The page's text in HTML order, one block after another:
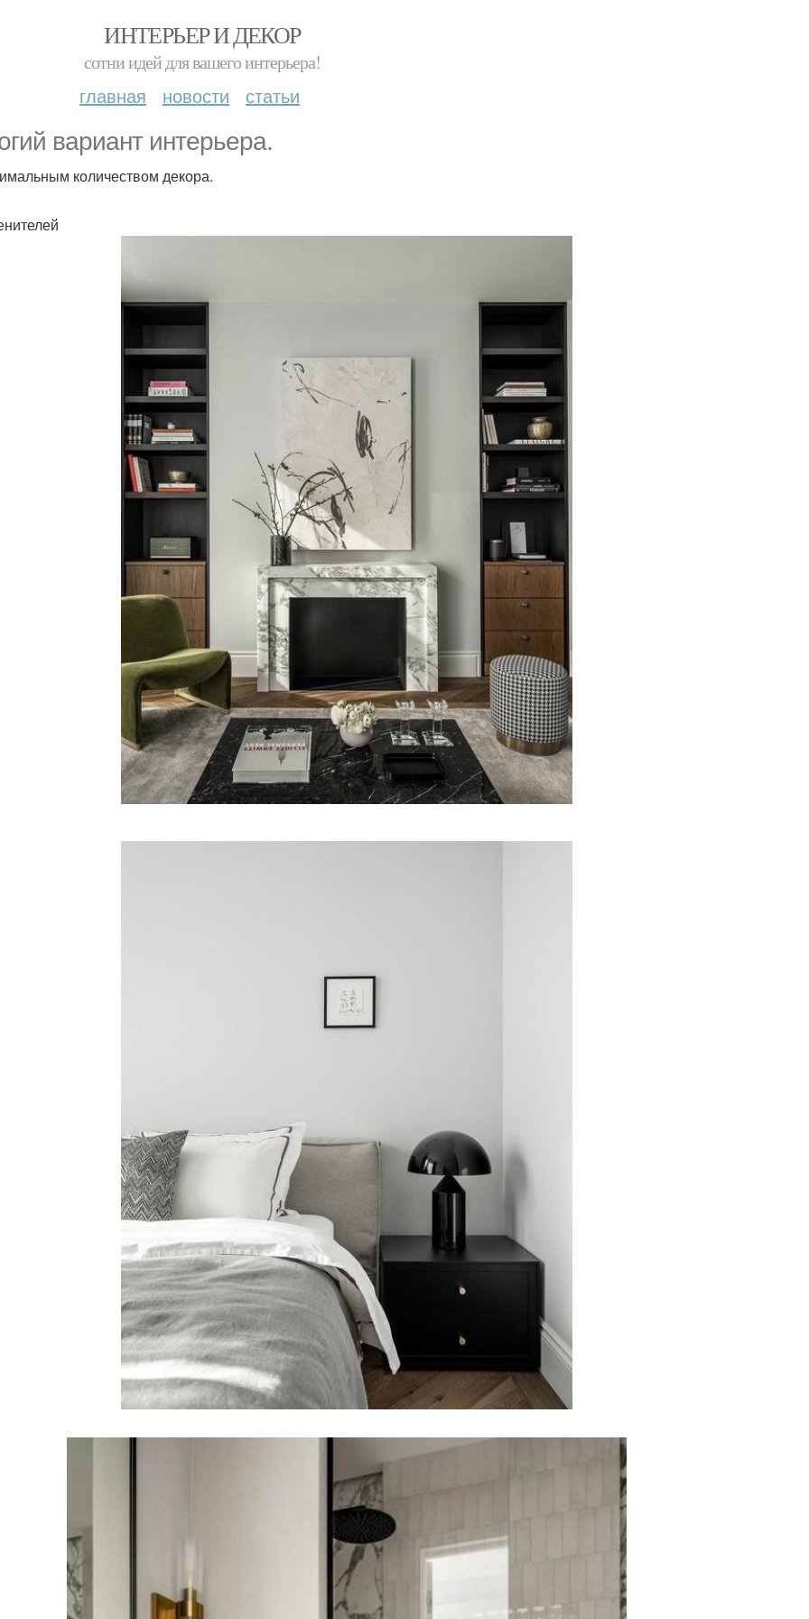
ИНТЕРЬЕР И ДЕКОР
сотни идей для вашего интерьера!
главная новости статьи
вариант интерьера.
количеством декора.